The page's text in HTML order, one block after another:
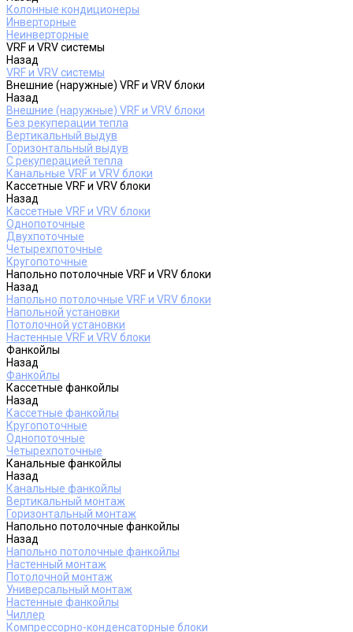
Колонные кондиционеры
Инверторные
Неинверторные
VRF и VRV системы
Назад
VRF и VRV системы
Внешние (наружные) VRF и VRV блоки
Назад
Внешние (наружные) VRF и VRV блоки
Без рекуперации тепла
Вертикальный выдув
Горизонтальный выдув
С рекуперацией тепла
Канальные VRF и VRV блоки
Кассетные VRF и VRV блоки
Назад
Кассетные VRF и VRV блоки
Однопоточные
Двухпоточные
Четырехпоточные
Кругопоточные
Напольно потолочные VRF и VRV блоки
Назад
Напольно потолочные VRF и VRV блоки
Напольной установки
Потолочной установки
Настенные VRF и VRV блоки
Фанкойлы
Назад
Фанкойлы
Кассетные фанкойлы
Назад
Кассетные фанкойлы
Кругопоточные
Однопоточные
Четырехпоточные
Канальные фанкойлы
Назад
Канальные фанкойлы
Вертикальный монтаж
Горизонтальный монтаж
Напольно потолочные фанкойлы
Назад
Напольно потолочные фанкойлы
Настенный монтаж
Потолочной монтаж
Универсальный монтаж
Настенные фанкойлы
Чиллер
Компрессорно-конденсаторные блоки